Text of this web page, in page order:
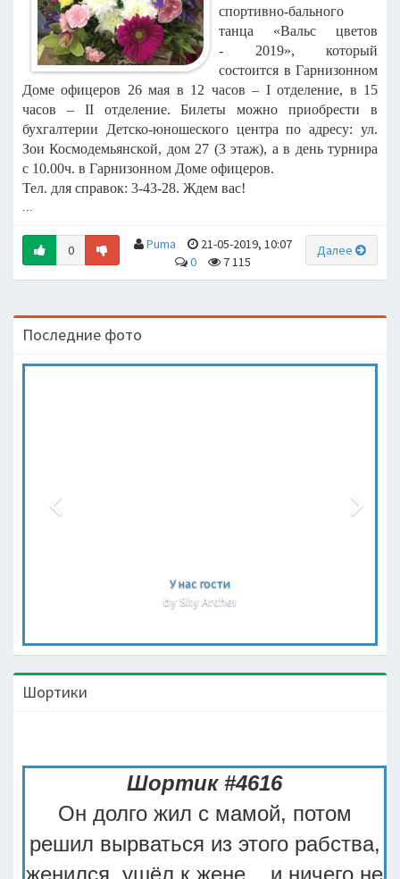
спортивно-бального
танца «Вальс цветов
- 2019», который
состоится в Гарнизонном
Доме офицеров 26 мая в 12 часов – I отделение, в 15
часов – II отделение.Билеты можно приобрести в
бухгалтерии Детско-юношеского центрапо адресу: ул.
Зои Космодемьянской, дом 27 (3 этаж), а в день турнира
с 10.00ч. в Гарнизонном Доме офицеров.
Тел. для справок: 3-43-28. Ждем вас!
...
0 Далее
Puma
21-05-2019, 10:07
0
7 115
Последние фото
У нас гости
by Sky Archer
Шортики
Шортик #4616
Он долго жил с мамой, потом
решил вырваться из этого рабства,
женился, ушёл к жене... и ничего не